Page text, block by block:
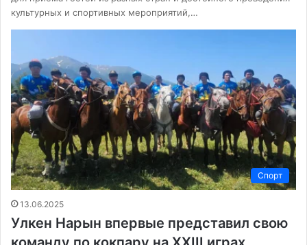
культурных и спортивных мероприятий,…
Спорт
13.06.2025
Улкен Нарын впервые представил свою